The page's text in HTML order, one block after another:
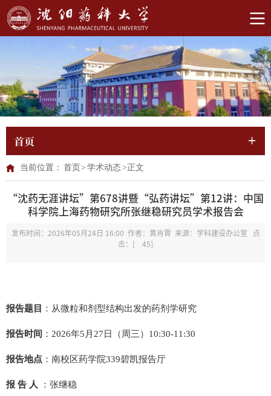
首页
当前位置： 首页 > 学术动态>正文
“沈药无涯讲坛”第678讲暨“弘药讲坛”第12讲：中国
科学院上海药物研究所张继稳研究员学术报告会
发布时间：2026年05月24日 16:00 作者：黄肖霄 来源：学科建设办公室 点
击：[
45]
报告题目 ：从微粒和剂型结构出发的药剂学研究
报告时间 ： 2026年5月 27 日（周三） 10:30-11:30
报告地点 ：南校区药学院339碧凯报告厅
报 告 人 ：张继稳